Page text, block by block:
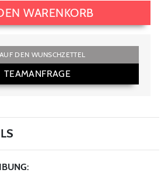
WARENKORB
AUF DEN WUNSCHZETTEL
TEAMANFRAGE